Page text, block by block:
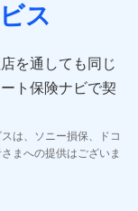
人向けASPサー
有用なお知らせ
ス
を通しても同じ
ト保険ナビで契
は、ソニー損保、ドコ
まへの提供はございま